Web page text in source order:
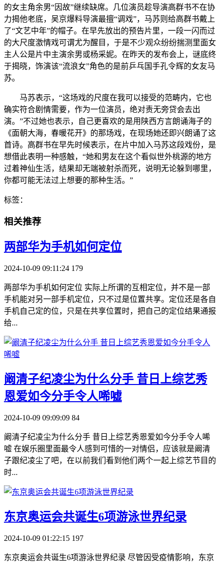
的女主角余男“因故”继续缺席。几位演员趁导演高群书不在协
力揭他老底，吴京爆料导演最擅“调戏”，马苏则给高群书戴上
了“文艺中年”的帽子。在早先放出的预告片里，一段一闪而过
的大尺度激情戏可谓尤为醒目，于是不少观众纷纷揣测里面女
主人公是片中主演余男或杨采妮。在昨天的发布会上，谜底终
于揭晓，饰演该“流浪女”角色的是前乒乓国手孔令辉的女友马
苏。
马苏表示，“这场戏的尺度在我可以接受的范畴内，它也
确实符合剧情需要，作为一位演员，绝对责无旁贷会去出
演。”不过她也表示，自己更喜欢的是用陕西方言朗诵海子的
《面朝大海，春暖花开》的那场戏，在现场她还即兴朗诵了这
首诗。高群书在早先时候表示，在片中加入马苏这段戏份，是
想借此表明一种感触，“她和男友在这个看似世外桃源的地方
过着神仙生活，结果却无端被射杀而死，说明无论躲到哪里，
你都可能无法过上想要的那种生活。”
标签：
相关推荐
​两部华为手机如何定位
2024-10-09 09:11:24 179
两部华为手机如何定位 实际上所谓的互相定位，并不是一部
手机能对另一部手机定位，只不过是位置共享。定位还是各自
手机自己定的位，只是在共享位置时，把自己的定位结果通报
给...
​阚清子纪凌尘为什么分手 昔日上综艺秀
恩爱如今分手令人唏嘘
2024-10-09 09:09:09 84
阚清子纪凌尘为什么分手 昔日上综艺秀恩爱如今分手令人唏
嘘 在娱乐圈里面最令人感到可惜的一对情侣，应该就是阚清
子跟纪凌尘了吧，在以前我们看到他们两个一起上综艺节目的
时...
​东京奥运会共诞生6项游泳世界纪录
2024-10-09 01:22:15 197
东京奥运会共诞生6项游泳世界纪录 尽管因受疫情影响，东京